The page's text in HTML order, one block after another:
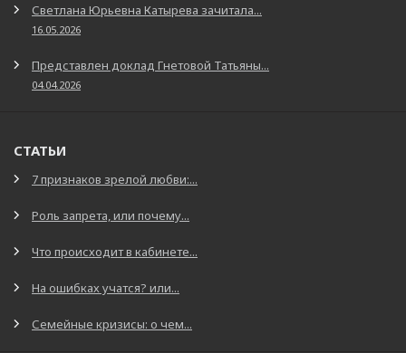
Светлана Юрьевна Катырева зачитала...
16.05.2026
Представлен доклад Гнетовой Татьяны...
04.04.2026
СТАТЬИ
7 признаков зрелой любви:...
Роль запрета, или почему...
Что происходит в кабинете...
На ошибках учатся? или...
Семейные кризисы: о чем...